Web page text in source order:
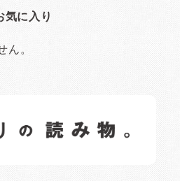
気に入り
ん。
です。